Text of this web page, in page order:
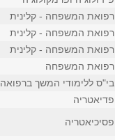
רפואת המשפחה - קלינית
רפואת המשפחה - קלינית
רפואת המשפחה - קלינית
רפואת המשפחה
בי"ס ללימודי המשך ברפואה
פדיאטריה
פסיכיאטריה